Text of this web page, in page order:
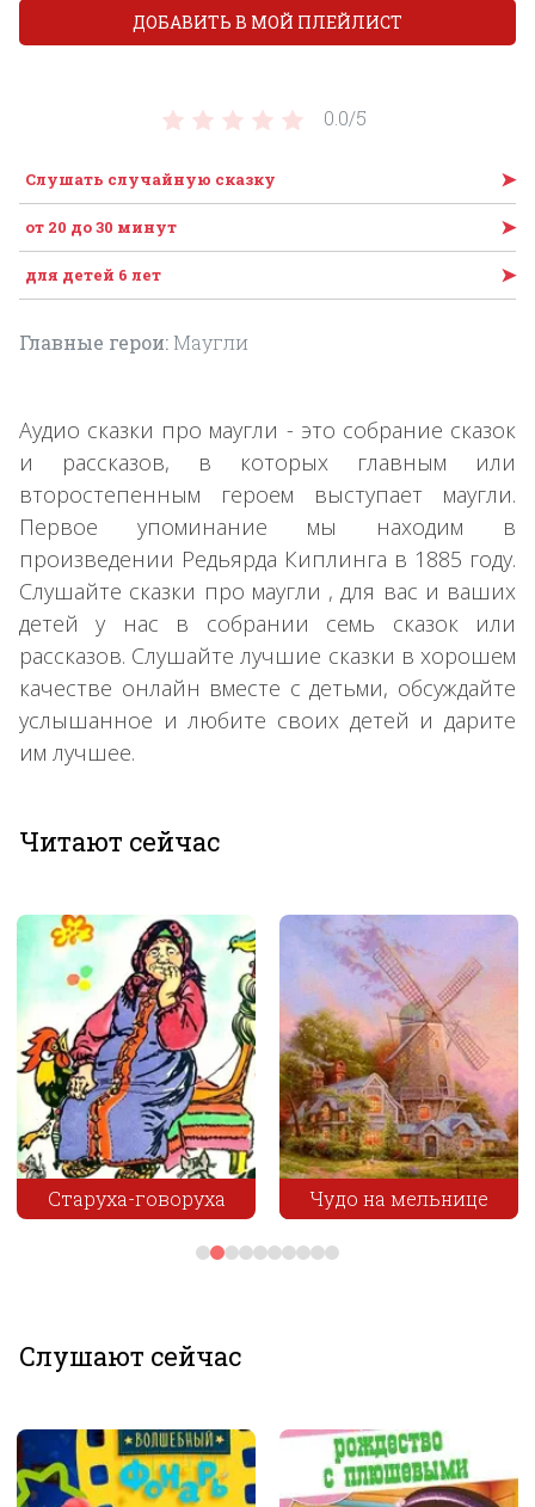
0.0/5
Слушать случайную сказку ➤
от 20 до 30 минут ➤
для детей 6 лет ➤
Главные герои:Маугли
ДОБАВИТЬ В МОЙ ПЛЕЙЛИСТ
Аудио сказки про маугли - это собрание сказок
и рассказов, в которых главным или
второстепенным героем выступает маугли.
Первое упоминание мы находим в
произведении Редьярда Киплинга в 1885 году.
Слушайте сказки про маугли , для вас и ваших
детей у нас в собрании семь сказок или
рассказов. Слушайте лучшие сказки в хорошем
качестве онлайн вместе с детьми, обсуждайте
услышанное и любите своих детей и дарите
им лучшее.
Читают сейчас
Старуха-говоруха Чудо на мельнице
Слушают сейчас